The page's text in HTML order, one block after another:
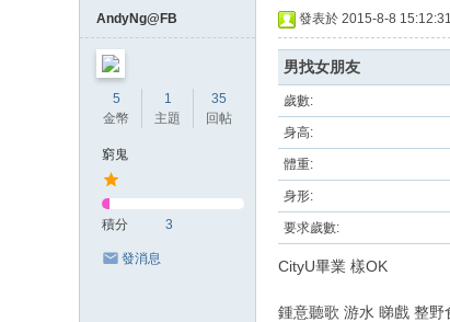
AndyNg@FB
5
金幣
1
主題
35
回帖
窮鬼
積分 3
發消息
發表於 2015-8-8 15:12:31
男找女朋友
歲數:
身高:
體重:
身形:
要求歲數:
CityU畢業 樣OK
鍾意聽歌 游水 睇戲 整